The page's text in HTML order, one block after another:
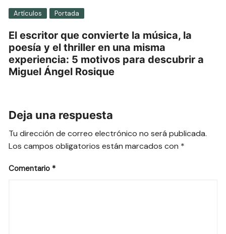
Artículos Portada
El escritor que convierte la música, la
poesía y el thriller en una misma
experiencia: 5 motivos para descubrir a
Miguel Ángel Rosique
Deja una respuesta
Tu dirección de correo electrónico no será publicada.
Los campos obligatorios están marcados con *
Comentario *